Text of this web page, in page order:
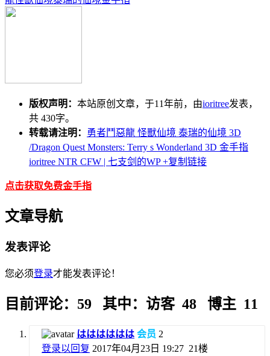
版权声明： 本站原创文章，于11年前，由ioritree发表，
共 430字。
转载请注明： 勇者鬥惡龍 怪獸仙境 泰瑞的仙境 3D
/Dragon Quest Monsters: Terry s Wonderland 3D 金手指
ioritree NTR CFW | 七支剑的WP+复制链接
点击获取免费金手指
文章导航
发表评论
您必须登录才能发表评论！
目前评论：59 其中：访客 48 博主 11
はははははは 会员 2
登录以回复 2017年04月23日 19:27 21楼